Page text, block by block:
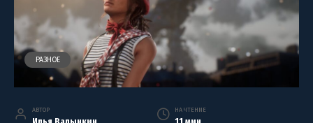
РАЗНОЕ
АВТОР НА ЧТЕНИЕ